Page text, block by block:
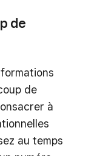
de
de
à
au temps